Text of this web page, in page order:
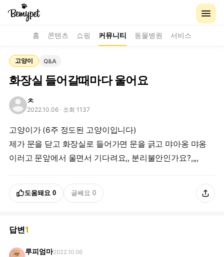
홈 콘텐츠 쇼핑 커뮤니티 동물병원 서비스
고양이 Q&A
화장실 들어갈때마다 울어요
ㅊ
2022.10.06 · 조회 1137
고양이가 (6주 정도된 고양이입니다)
제가 문을 닫고 화장실로 들어가면 문을 긁고 먀아옹 먀옹
이러고 문앞에서 울면서 기다려요,, 분리불안인가요?,,,,
도움돼요 0 글쎄요 0
답변1
루피엄마2022.10.06